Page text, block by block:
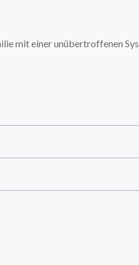
mit einer unübertroffenen